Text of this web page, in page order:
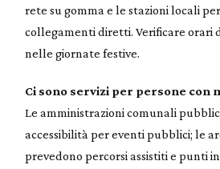
rete su gomma e le stazioni locali
collegamenti diretti. Verificare orari
nelle giornate festive.
Ci sono servizi per persone con
Le amministrazioni comunali
accessibilità per eventi pubblici; le
prevedono percorsi assistiti e punti